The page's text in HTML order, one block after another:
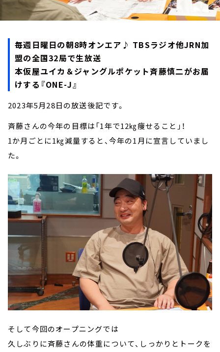
毎週日曜日の朝8時オンエア♪ TBSラジオ他JRN加
盟の全国32局で生放送
本仮屋ユイカ＆ジャングルポケット斉藤慎二がお届
けする『ONE-J』
2023年5月28日の放送後記です。
斉藤さんの今年の目標は「1年で12㎏痩せること」！
1か月ごとに1㎏減量すると、今年の1月に宣言していまし
た。
そして今回のオープニングでは
久しぶりに斉藤さんの体重について、しっかりとトークを